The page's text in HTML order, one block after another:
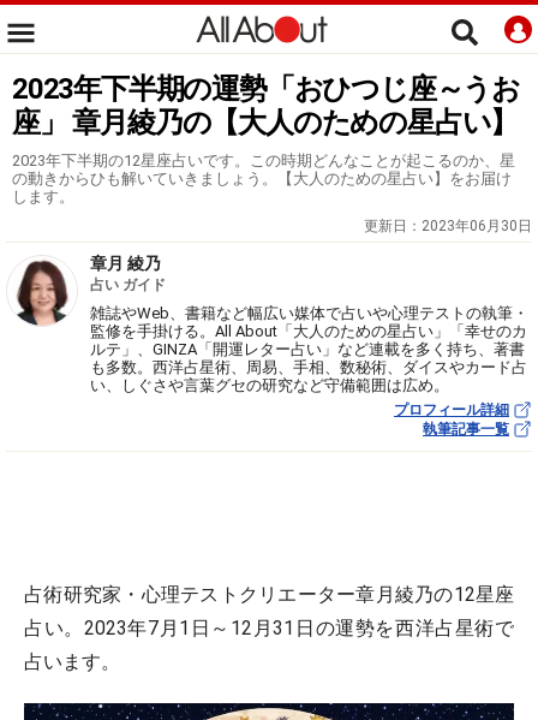
2023年下半期の運勢「おひつじ座～うお
座」 章月綾乃の【大人のための星占い】
2023年下半期の12星座占いです。この時期どんなことが起こるのか、星
の動きからひも解いていきましょう。【大人のための星占い】をお届け
します。
更新日： 2023年06月30日
章月 綾乃
占い ガイド
雑誌やWeb、書籍など幅広い媒体で占いや心理テストの執筆・
監修を手掛ける。All About「大人のための星占い」「幸せのカ
ルテ」、GINZA「開運レター占い」など連載を多く持ち、著書
も多数。西洋占星術、周易、手相、数秘術、ダイスやカード占
い、しぐさや言葉グセの研究など守備範囲は広め。
プロフィール詳細
執筆記事一覧
占術研究家・心理テストクリエーター章月綾乃の12星座
占い。2023年7月1日～12月31日の運勢を西洋占星術で
占います。